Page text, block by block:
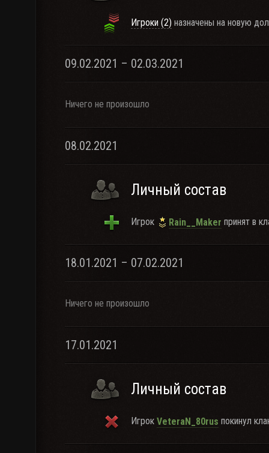
Игроки (2) назначены на новую
09.02.2021 – 02.03.2021
Ничего не произошло
08.02.2021
Личный состав
Игрок Rain__Maker принят в
18.01.2021 – 07.02.2021
Ничего не произошло
17.01.2021
Личный состав
Игрок VeteraN_80rus покинул